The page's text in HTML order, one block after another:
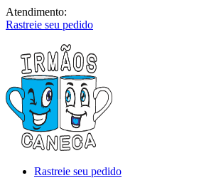
Atendimento:
Rastreie seu pedido
Rastreie seu pedido